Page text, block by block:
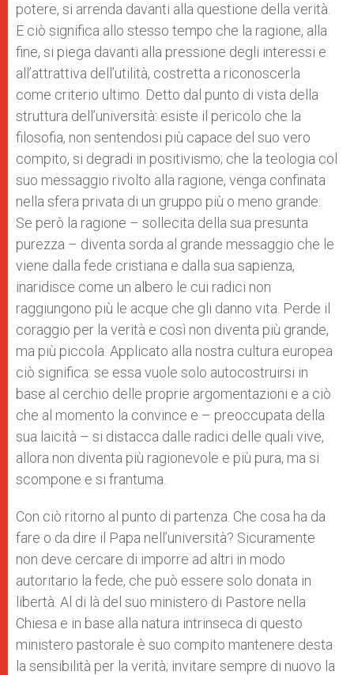
potere, si arrenda davanti alla questione della verità.
E ciò significa allo stesso tempo che la ragione, alla
fine, si piega davanti alla pressione degli interessi e
all’attrattiva dell’utilità, costretta a riconoscerla
come criterio ultimo. Detto dal punto di vista della
struttura dell’università: esiste il pericolo che la
filosofia, non sentendosi più capace del suo vero
compito, si degradi in positivismo; che la teologia col
suo messaggio rivolto alla ragione, venga confinata
nella sfera privata di un gruppo più o meno grande.
Se però la ragione – sollecita della sua presunta
purezza – diventa sorda al grande messaggio che le
viene dalla fede cristiana e dalla sua sapienza,
inaridisce come un albero le cui radici non
raggiungono più le acque che gli danno vita. Perde il
coraggio per la verità e così non diventa più grande,
ma più piccola. Applicato alla nostra cultura europea
ciò significa: se essa vuole solo autocostruirsi in
base al cerchio delle proprie argomentazioni e a ciò
che al momento la convince e – preoccupata della
sua laicità – si distacca dalle radici delle quali vive,
allora non diventa più ragionevole e più pura, ma si
scompone e si frantuma.
Con ciò ritorno al punto di partenza. Che cosa ha da
fare o da dire il Papa nell’università? Sicuramente
non deve cercare di imporre ad altri in modo
autoritario la fede, che può essere solo donata in
libertà. Al di là del suo ministero di Pastore nella
Chiesa e in base alla natura intrinseca di questo
ministero pastorale è suo compito mantenere desta
la sensibilità per la verità; invitare sempre di nuovo la